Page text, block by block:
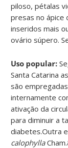
piloso, pétalas
presas no ápice
inseridos mais
ovário súpero.
Uso popular:
Santa Catarina
são
internamente
ativação da
para diminuir a
diabetes.Outra
calophylla